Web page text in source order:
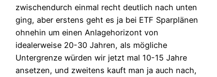
zwischendurch einmal recht deutlich nach unten
ging, aber erstens geht es ja bei ETF Sparplänen
ohnehin um einen Anlagehorizont von
idealerweise 20-30 Jahren, als mögliche
Untergrenze würden wir jetzt mal 10-15 Jahre
ansetzen, und zweitens kauft man ja auch nach,